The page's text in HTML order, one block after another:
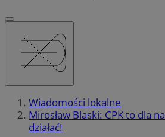
Wiadomości lokalne
Mirosław Blaski: CPK to dla
działać!